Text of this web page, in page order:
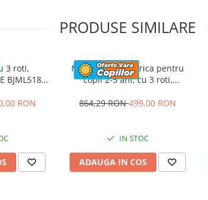
de mers
1000 Mah
Kg
kg
* 48 * 68 cm
Luni
PRODUSE SIMILARE
3 roti,
BJML5188
RON
Motocicleta electrica pentru
copii 2-5 ani, cu 3 roti,
12V 7Ah, Roz
864,29 RON499,00 RON
IN STOC
ADAUGA IN COS